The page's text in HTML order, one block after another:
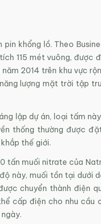
khổng lồ. Theo
115 mét vuông, được
2014 trên khu vực
lượng mặt trời tập
lập dự án, loại tấm
thống thường được
thế giới.
tấn muối nitrate của
này, muối tồn tại dưới
chuyển thành điện
cấp điện cho nhu cầu